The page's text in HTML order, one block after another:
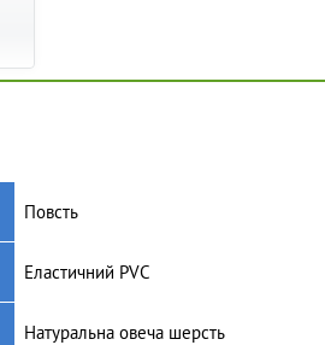
Повсть
Еластичний PVC
Натуральна овеча шерсть